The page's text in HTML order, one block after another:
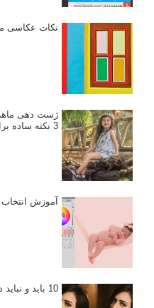
نکات عکاسی
ژست دهی
3 نکته ساده برای بهبود عکاسی پرتره
آموزش
10 باید و نباید در روتوش عکس ها